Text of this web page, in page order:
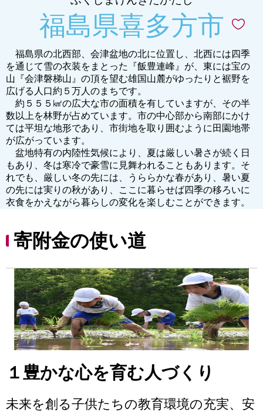
福島県喜多方市
福島県の北西部、会津盆地の北に位置し、北西には四季
を通じて雪の衣装をまとった『飯豊連峰』が、東には宝の
山『会津磐梯山』の頂を望む雄国山麓がゆったりと裾野を
広げる人口約５万人のまちです。
約５５５㎢の広大な市の面積を有していますが、その半
数以上を林野が占めています。市の中心部から南部にかけ
ては平坦な地形であり、市街地を取り囲むように田園地帯
が広がっています。
盆地特有の内陸性気候により、夏は厳しい暑さが続く日
もあり、冬は寒冷で豪雪に見舞われることもあります。そ
れでも、厳しい冬の先には、うららかな春があり、暑い夏
の先には実りの秋があり、ここに暮らせば四季の移ろいに
衣食をかえながら暮らしの変化を楽しむことができます。
寄附金の使い道
１豊かな心を育む人づくり
未来を創る子供たちの教育環境の充実、安